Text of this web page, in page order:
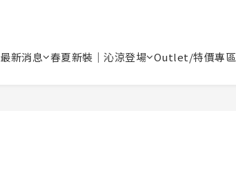
最新消息 春夏新裝｜沁涼登場 Outlet/特價專區